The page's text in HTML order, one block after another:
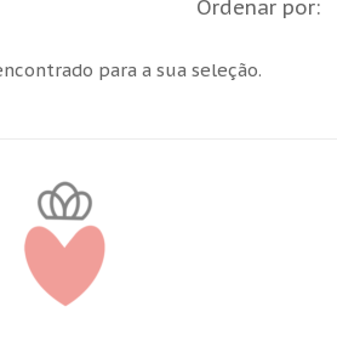
Ordenar por:
para a sua seleção.